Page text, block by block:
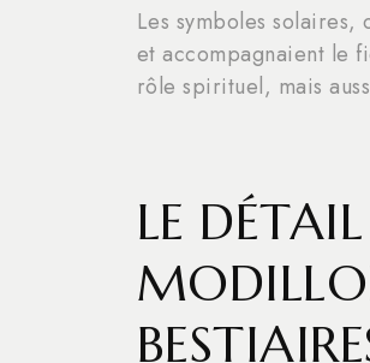
Les symboles
et accompagnaient le
rôle spirituel, mais
LE